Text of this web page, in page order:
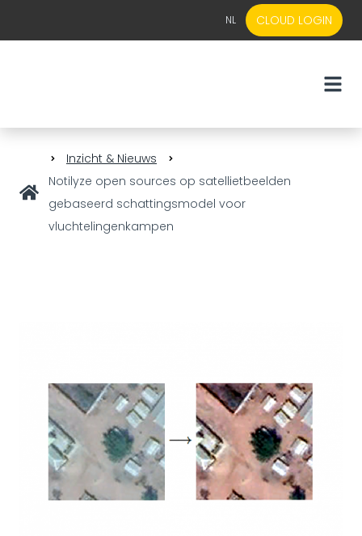
NL CLOUD LOGIN
Inzicht & Nieuws
Notilyze open sources op satellietbeelden
gebaseerd schattingsmodel voor
vluchtelingenkampen